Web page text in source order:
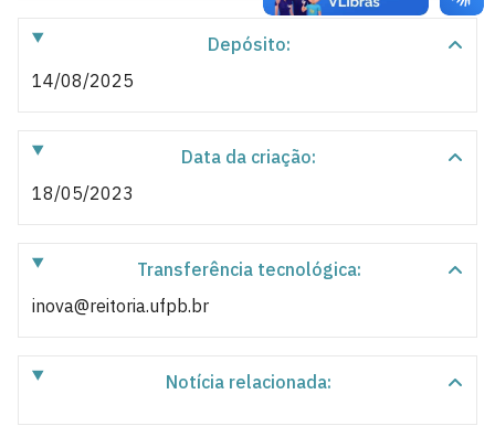
Depósito:
14/08/2025
Data da criação:
18/05/2023
Transferência tecnológica:
inova@reitoria.ufpb.br
Notícia relacionada: